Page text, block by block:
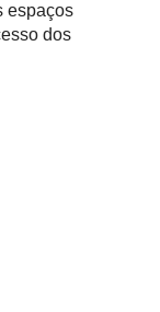
espaços
dos